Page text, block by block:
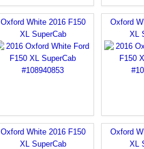
Oxford White 2016 F150
XL SuperCab
Oxford
XL
Oxford White 2016 F150
XL SuperCab
Oxford
XL